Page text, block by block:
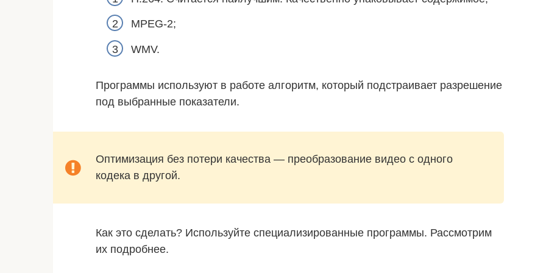
MPEG-2;
WMV.
Программы используют в работе алгоритм, который подстраивает разрешение
под выбранные показатели.
Оптимизация без потери качества — преобразование видео с одного
кодека в другой.
Как это сделать? Используйте специализированные программы. Рассмотрим
их подробнее.